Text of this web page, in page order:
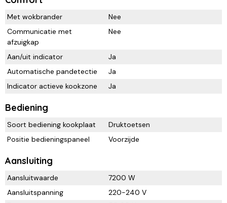
Met wokbrander
Nee
Communicatie met
afzuigkap
Nee
Aan/uit indicator
Ja
Automatische pandetectie
Ja
Indicator actieve kookzone
Ja
Bediening
Soort bediening kookplaat
Druktoetsen
Positie bedieningspaneel
Voorzijde
Aansluiting
Aansluitwaarde
7200 W
Aansluitspanning
220-240 V